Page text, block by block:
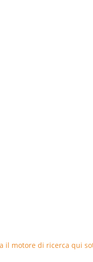
il motore di ricerca qui